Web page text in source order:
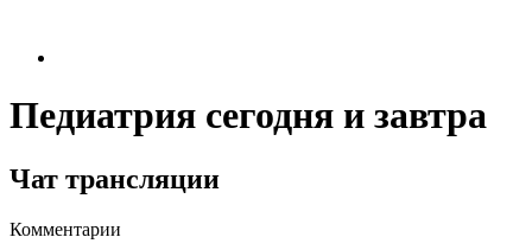
Педиатрия сегодня и завтра
Чат трансляции
Комментарии